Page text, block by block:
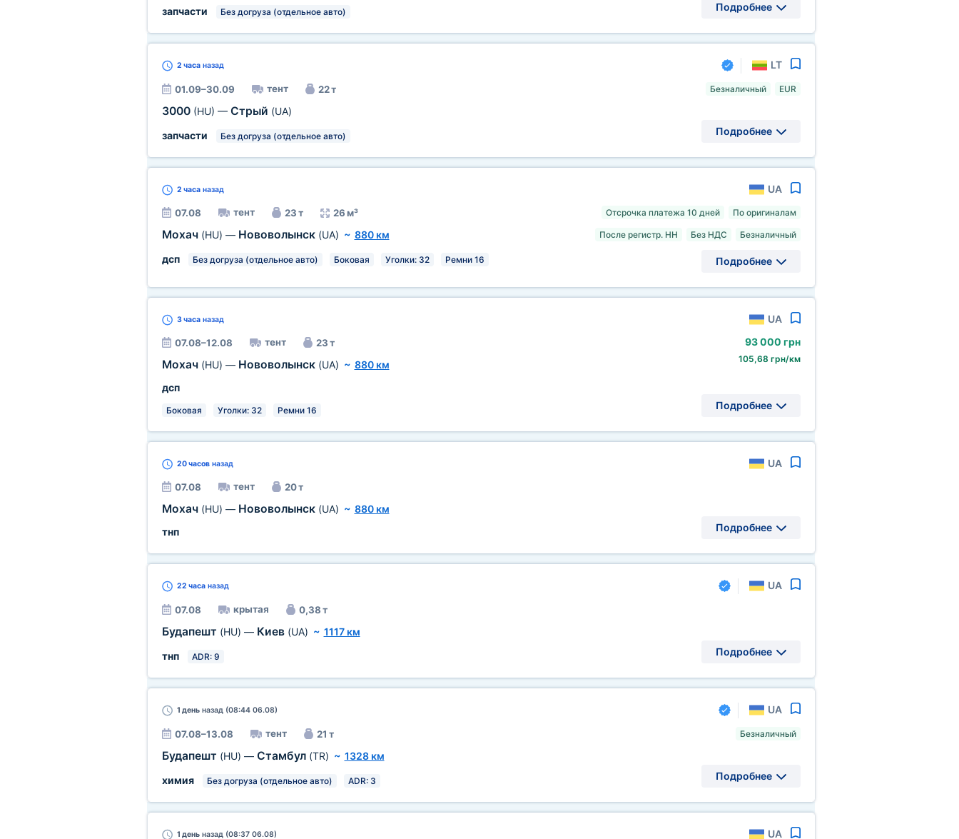
запчасти
Без догруза (отдельное авто) Подробнее
2 часаназад LT
01.09–30.09 тент 22 т
3000 (HU) — Стрый (UA)
запчасти
Без догруза (отдельное авто)
Безналичный EUR
Подробнее
2 часаназад UA
07.08 тент 23 т 26 м³
Мохач (HU) — Нововолынск (UA) ~ 880 км
дсп
Без догруза (отдельное авто) Боковая Уголки: 32 Ремни 16
Отсрочка платежа 10 дней По оригиналам
После регистр. НН Без НДС Безналичный
Подробнее
3 часаназад UA
07.08–12.08 тент 23 т
Мохач (HU) — Нововолынск (UA) ~ 880 км
дсп
Боковая Уголки: 32 Ремни 16
93 000 грн
105,68 грн/км
Подробнее
20 часовназад UA
07.08 тент 20 т
Мохач (HU) — Нововолынск (UA) ~ 880 км
тнп
Подробнее
22 часаназад UA
07.08 крытая 0,38 т
Будапешт (HU) — Киев (UA) ~ 1117 км
тнп
ADR: 9 Подробнее
1 деньназад (08:44 06.08) UA
07.08–13.08 тент 21 т
Будапешт (HU) — Стамбул (TR) ~ 1328 км
химия
Без догруза (отдельное авто) ADR: 3
Безналичный
Подробнее
1 деньназад (08:37 06.08) UA